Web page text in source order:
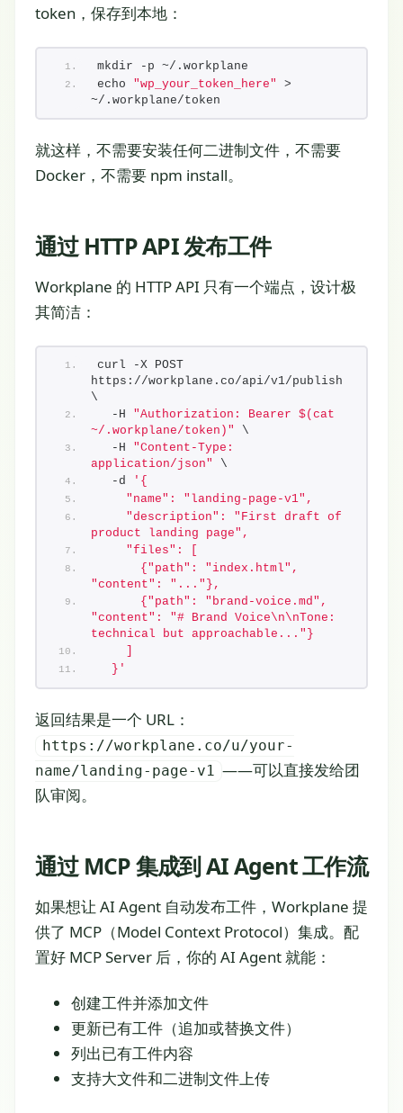
token，保存到本地：
mkdir -p ~/.workplane
echo "wp_your_token_here"
>
~/.workplane/token
就这样，不需要安装任何二进制文件，不需要
Docker，不需要 npm install。
通过 HTTP API 发布工件
Workplane 的 HTTP API 只有一个端点，设计极
其简洁：
curl -X POST
https://workplane.co/api/v1/publish
\
  -H
"Authorization: Bearer $(cat
~/.workplane/token)"
\
  -H
"Content-Type:
application/json"
\
  -d
'{
    "name": "landing-page-v1",
    "description": "First draft of
product landing page",
    "files": [
      {"path": "index.html",
"content": "..."},
      {"path": "brand-voice.md",
"content": "# Brand Voice\n\nTone:
technical but approachable..."}
  }'
返回结果是一个 URL：
https://workplane.co/u/your-
name/landing-page-v1 ——可以直接发给团
队审阅。
通过 MCP 集成到 AI Agent 工作流
如果想让 AI Agent 自动发布工件，Workplane 提
供了 MCP（Model Context Protocol）集成。配
置好 MCP Server 后，你的 AI Agent 就能：
创建工件并添加文件
更新已有工件（追加或替换文件）
列出已有工件内容
支持大文件和二进制文件上传